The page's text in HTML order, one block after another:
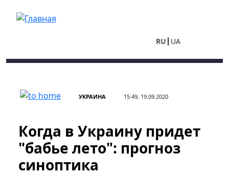
RU UA
УКРАИНА 15:49, 19.09.2020
Когда в Украину придет
"бабье лето": прогноз
синоптика